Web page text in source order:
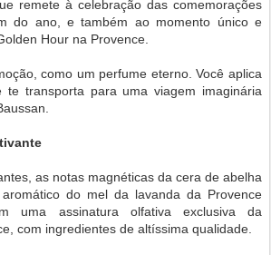
remete à celebração das comemorações
do ano, e também ao momento único e
Hour na Provence.
como um perfume eterno. Você aplica
transporta para uma viagem imaginária
as notas magnéticas da cera de abelha
do mel da lavanda da Provence
uma assinatura olfativa exclusiva da
com ingredientes de altíssima qualidade.